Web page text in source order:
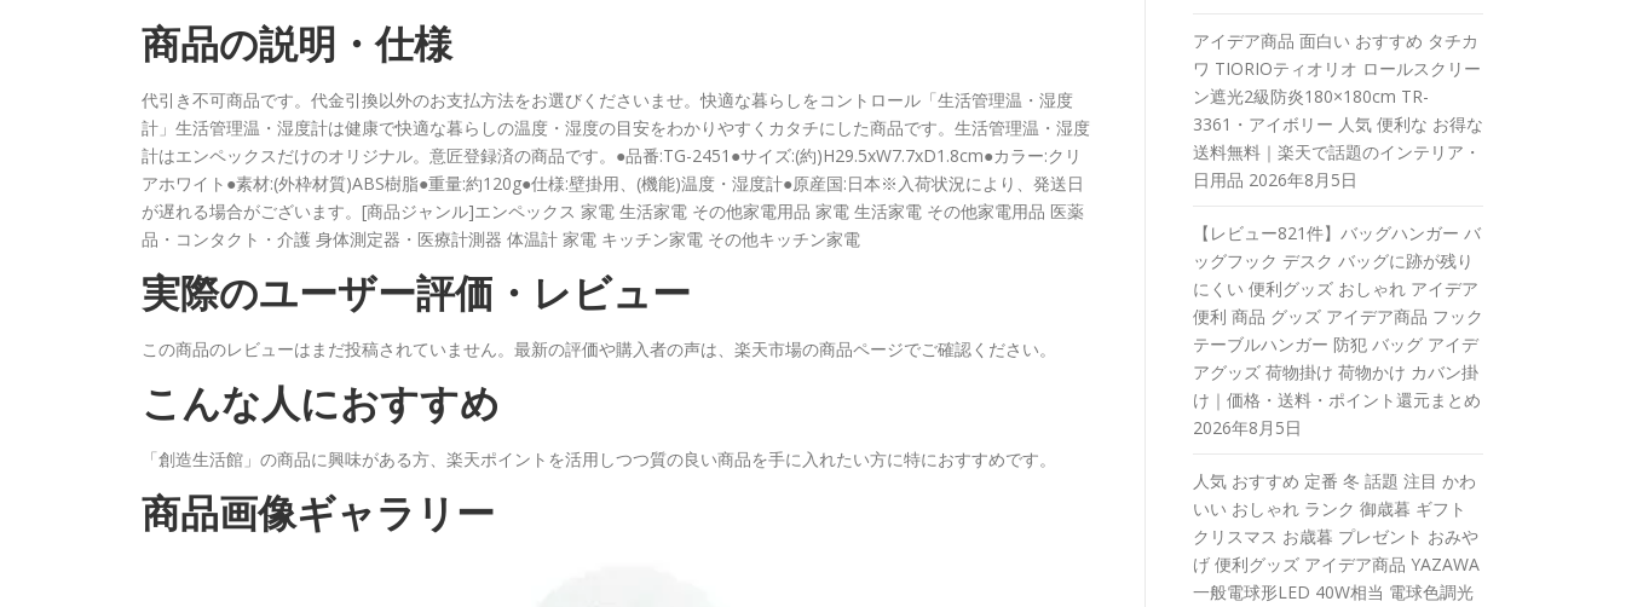
商品の説明・仕様
代引き不可商品です。代金引換以外のお支払方法をお選びくださいませ。快適な暮らしをコントロール「生活管理温・湿度
計」生活管理温・湿度計は健康で快適な暮らしの温度・湿度の目安をわかりやすくカタチにした商品です。生活管理温・湿度
計はエンペックスだけのオリジナル。意匠登録済の商品です。●品番:TG-2451●サイズ:(約)H29.5xW7.7xD1.8cm●カラー:クリ
アホワイト●素材:(外枠材質)ABS樹脂●重量:約120g●仕様:壁掛用、(機能)温度・湿度計●原産国:日本※入荷状況により、発送日
が遅れる場合がございます。[商品ジャンル]エンペックス 家電 生活家電 その他家電用品 家電 生活家電 その他家電用品 医薬
品・コンタクト・介護 身体測定器・医療計測器 体温計 家電 キッチン家電 その他キッチン家電
実際のユーザー評価・レビュー
この商品のレビューはまだ投稿されていません。最新の評価や購入者の声は、楽天市場の商品ページでご確認ください。
こんな人におすすめ
「創造生活館」の商品に興味がある方、楽天ポイントを活用しつつ質の良い商品を手に入れたい方に特におすすめです。
商品画像ギャラリー
アイデア商品 面白い おすすめ タチカ
ワ TIORIOティオリオ ロールスクリー
ン遮光2級防炎180×180cm TR-
3361・アイボリー 人気 便利な お得な
送料無料｜楽天で話題のインテリア・
日用品 2026年8月5日
【レビュー821件】バッグハンガー バ
ッグフック デスク バッグに跡が残り
にくい 便利グッズ おしゃれ アイデア
便利 商品 グッズ アイデア商品 フック
テーブルハンガー 防犯 バッグ アイデ
アグッズ 荷物掛け 荷物かけ カバン掛
け｜価格・送料・ポイント還元まとめ
2026年8月5日
人気 おすすめ 定番 冬 話題 注目 かわ
いい おしゃれ ランク 御歳暮 ギフト
クリスマス お歳暮 プレゼント おみや
げ 便利グッズ アイデア商品 YAZAWA
一般電球形LED 40W相当 電球色調光